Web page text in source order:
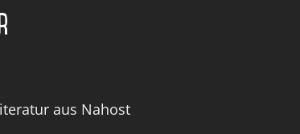
aus Nahost